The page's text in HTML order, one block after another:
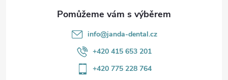
info@janda-dental.cz
+420 415 653 201
+420 775 228 764